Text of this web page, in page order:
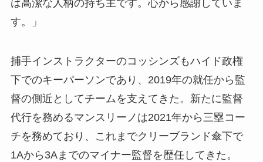
は高潔な人柄の持ち主です。心から感謝していま
す。」
捕手インストラクターのコッシンズもハイド政権
下でのキーパーソンであり、2019年の就任から監
督の側近としてチームを支えてきた。新たに監督
代行を務めるマンスリーノは2021年から三塁コー
チを務めており、これまでクリーブランド傘下で
1Aから3Aまでのマイナー監督を歴任してきた。